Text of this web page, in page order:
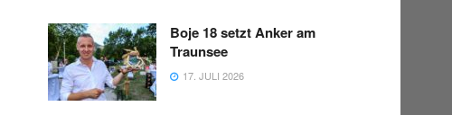
Boje 18 setzt Anker am
Traunsee
17. JULI 2026